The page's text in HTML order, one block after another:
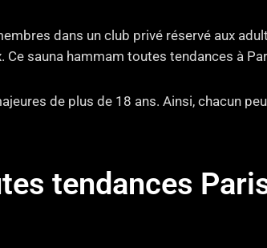
dans un club privé réservé aux
Ce sauna hammam toutes tendances à
de plus de 18 ans. Ainsi, chacun
tendances